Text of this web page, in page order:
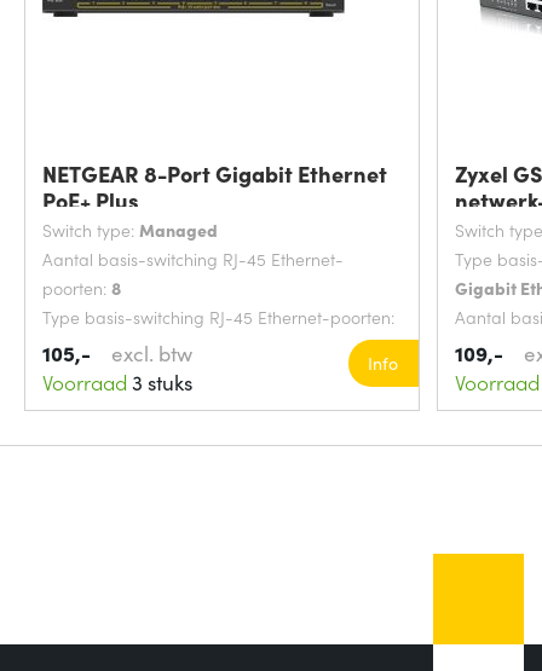
NETGEAR 8-Port Gigabit Ethernet
PoE+ Plus
Switch type: Managed
Aantal basis-switching RJ-45 Ethernet-
poorten: 8
Type basis-switching RJ-45 Ethernet-poorten:
Gigabit Ethernet (10/100/1000)
MAC-adrestabel:4000 entries
105,-
excl. btw
Voorraad 3 stuks
Info
Zyxel
Switch
Type
Gigabit
Aantal
poorten:
MAC-
109,-
Voorraad